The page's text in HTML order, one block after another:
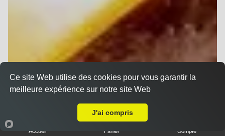
Accueil Panier Compte
Ce site Web utilise des cookies pour vous garantir la
meilleure expérience sur notre site Web
J'ai compris